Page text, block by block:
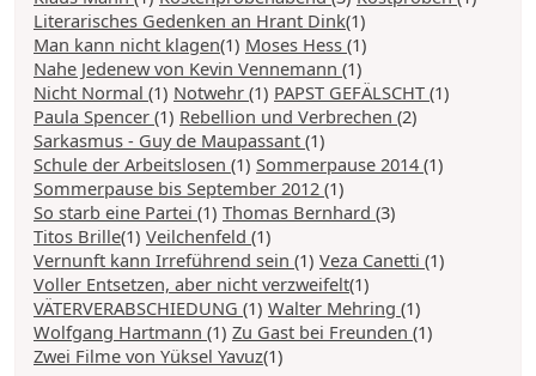
Literarisches Gedenken an Hrant Dink(1)
Man kann nicht klagen(1) Moses Hess (1)
Nahe Jedenew von Kevin Vennemann (1)
Nicht Normal (1) Notwehr (1) PAPST GEFÄLSCHT (1)
Paula Spencer (1) Rebellion und Verbrechen (2)
Sarkasmus - Guy de Maupassant (1)
Schule der Arbeitslosen (1) Sommerpause 2014 (1)
Sommerpause bis September 2012 (1)
So starb eine Partei (1) Thomas Bernhard (3)
Titos Brille(1) Veilchenfeld (1)
Vernunft kann Irreführend sein (1) Veza Canetti (1)
Voller Entsetzen, aber nicht verzweifelt(1)
VÄTERVERABSCHIEDUNG (1) Walter Mehring (1)
Wolfgang Hartmann (1) Zu Gast bei Freunden (1)
Zwei Filme von Yüksel Yavuz(1)